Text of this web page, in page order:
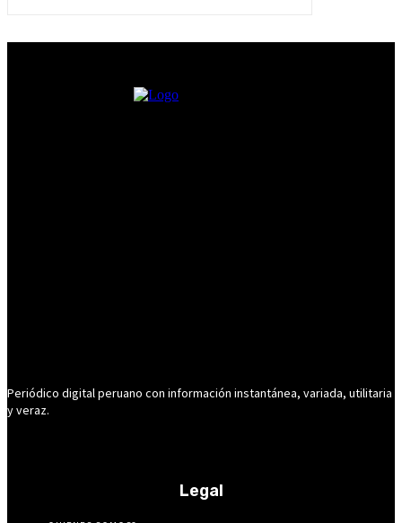
Periódico digital peruano con información instantánea, variada, utilitaria
y veraz.
Legal